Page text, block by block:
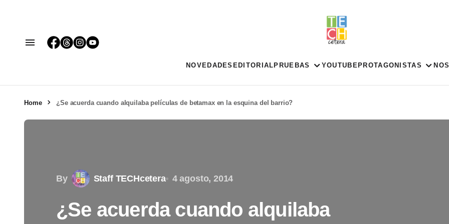
NOVEDADES EDITORIAL PRUEBAS YOUTUBE PROTAGONISTAS
Home ¿Se acuerda cuando alquilaba películas de betamax en la esquina del barrio?
By Staff TECHcetera 4 agosto, 2014
¿Se acuerda cuando alquilaba